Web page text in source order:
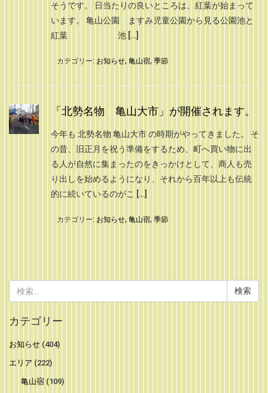
そうです。 日当たりの良いところは、紅葉が始まって
います。 亀山公園 ますみ児童公園から見る公園池と
紅葉 池 […]
カテゴリー: お知らせ, 亀山宿, 季節
「北勢名物 亀山大市」が開催されます。
今年も 北勢名物 亀山大市 の時期がやってきました。 そ
の昔、旧正月を祝う準備をするため、町へ買い物に出
る人が自然に集まったのをきっかけとして、商人も売
り出しを始めるようになり、それから百年以上も伝統
的に続いているのがこ […]
カテゴリー: お知らせ, 亀山宿, 季節
索:
カテゴリー
お知らせ (404)
エリア (222)
亀山宿(109)